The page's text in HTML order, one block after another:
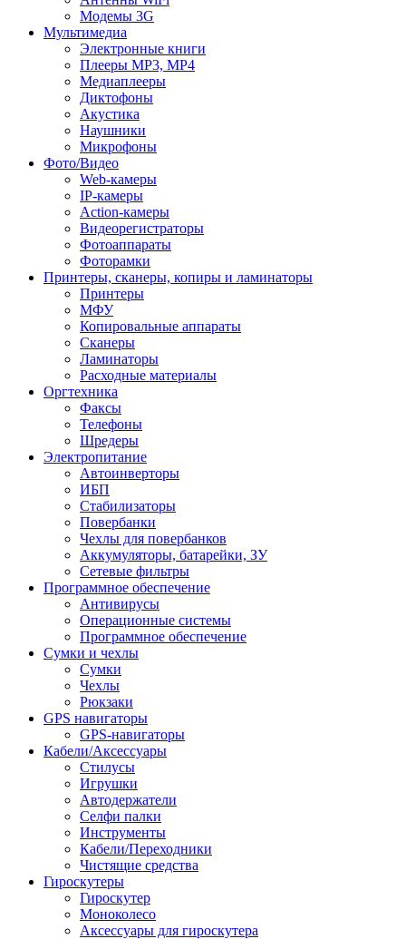
Модемы 3G
Мультимедиа
Электронные книги
Плееры MP3, MP4
Медиаплееры
Диктофоны
Акустика
Наушники
Микрофоны
Фото/Видео
Web-камеры
IP-камеры
Action-камеры
Видеорегистраторы
Фотоаппараты
Фоторамки
Принтеры, сканеры, копиры и ламинаторы
Принтеры
МФУ
Копировальные аппараты
Сканеры
Ламинаторы
Расходные материалы
Оргтехника
Факсы
Телефоны
Шредеры
Электропитание
Автоинверторы
ИБП
Стабилизаторы
Повербанки
Чехлы для повербанков
Аккумуляторы, батарейки, ЗУ
Сетевые фильтры
Программное обеспечение
Антивирусы
Операционные системы
Программное обеспечение
Сумки и чехлы
Сумки
Чехлы
Рюкзаки
GPS навигаторы
GPS-навигаторы
Кабели/Аксессуары
Стилусы
Игрушки
Автодержатели
Селфи палки
Инструменты
Кабели/Переходники
Чистящие средства
Гироскутеры
Гироскутер
Моноколесо
Аксессуары для гироскутера